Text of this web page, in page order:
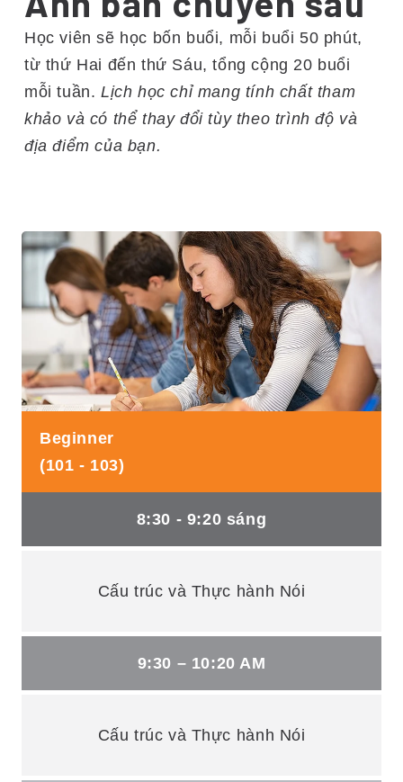
Học viên sẽ học bốn buổi, mỗi buổi 50 phút,
từ thứ Hai đến thứ Sáu, tổng cộng 20 buổi
mỗi tuần. Lịch học chỉ mang tính chất tham
khảo và có thể thay đổi tùy theo trình độ và
địa điểm của bạn.
Beginner
(101 - 103)
8:30 - 9:20 sáng
Cấu trúc và Thực hành Nói
9:30 – 10:20 AM
Cấu trúc và Thực hành Nói